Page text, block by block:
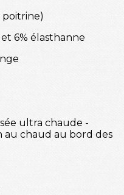
poitrine)
6% élasthanne
ultra chaude -
au chaud au bord des